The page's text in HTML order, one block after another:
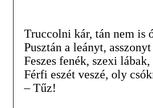
Truccolni kár, tán nem is
Pusztán a leányt,
Feszes fenék, szexi
Férfi eszét veszé, oly
– Tűz!